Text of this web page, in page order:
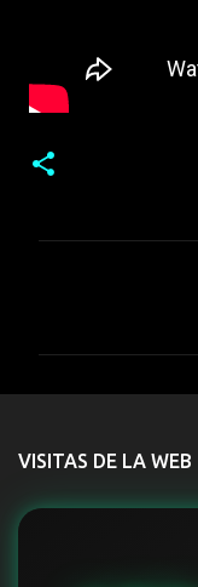
t
r
VISITAS DE LA WEB